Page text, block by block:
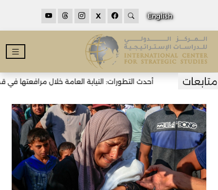
English
X
أحدث التطورات: النيابة العامة خلال مرافعتها في